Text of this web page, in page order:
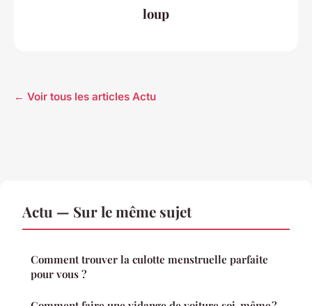
loup
← Voir tous les articles Actu
Actu — Sur le même sujet
Comment trouver la culotte menstruelle parfaite
pour vous ?